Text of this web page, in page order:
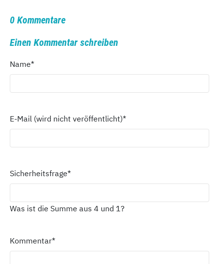
0 Kommentare
Einen Kommentar schreiben
Name*
E-Mail (wird nicht veröffentlicht)*
Sicherheitsfrage*
Was ist die Summe aus 4 und 1?
Kommentar*